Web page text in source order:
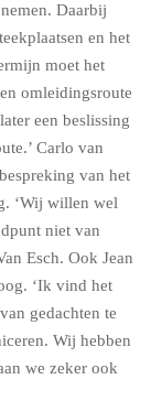
Daarbij
en het
moet het
omleidingsroute
een beslissing
Carlo van
van het
‘Wij willen wel
niet van
Esch. Ook Jean
‘Ik vind het
gedachten te
Wij hebben
we zeker ook